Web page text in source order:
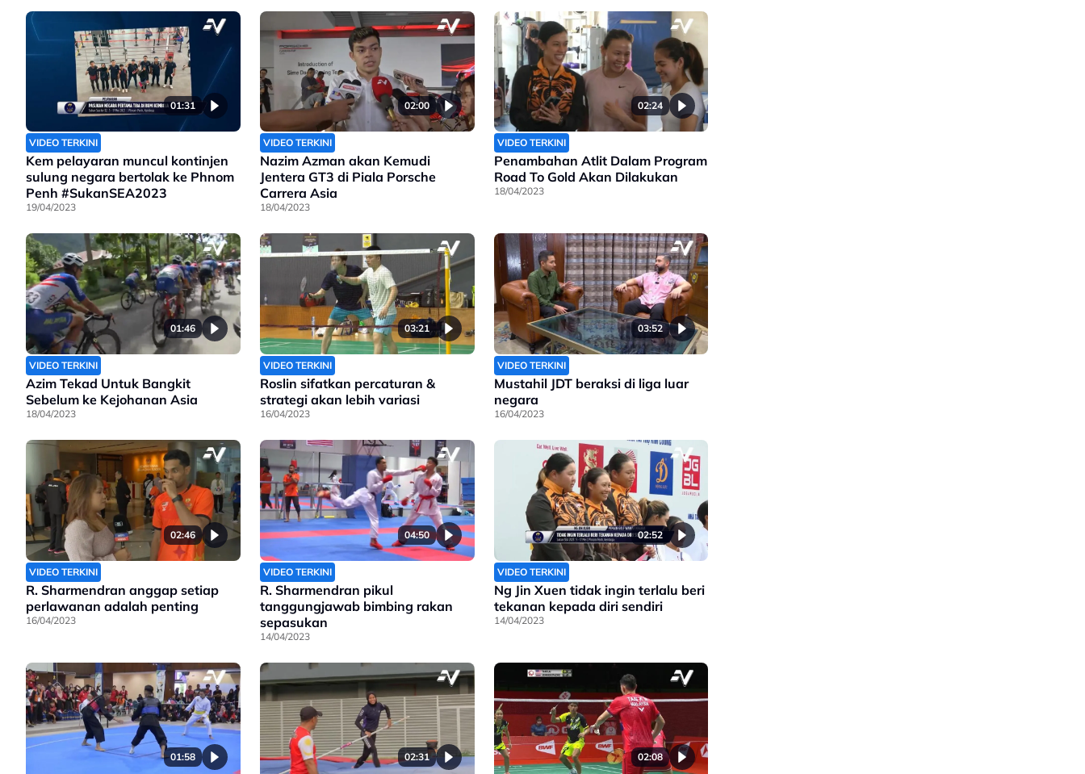
01:31
VIDEO TERKINI
Kem pelayaran muncul kontinjen
sulung negara bertolak ke Phnom
Penh #SukanSEA2023
19/04/2023
02:00
VIDEO TERKINI
Nazim Azman akan Kemudi
Jentera GT3 di Piala Porsche
Carrera Asia
18/04/2023
02:24
VIDEO TERKINI
Penambahan Atlit Dalam Program
Road To Gold Akan Dilakukan
18/04/2023
01:46
VIDEO TERKINI
Azim Tekad Untuk Bangkit
Sebelum ke Kejohanan Asia
18/04/2023
03:21
VIDEO TERKINI
Roslin sifatkan percaturan &
strategi akan lebih variasi
16/04/2023
03:52
VIDEO TERKINI
Mustahil JDT beraksi di liga luar
negara
16/04/2023
02:46
VIDEO TERKINI
R. Sharmendran anggap setiap
perlawanan adalah penting
16/04/2023
04:50
VIDEO TERKINI
R. Sharmendran pikul
tanggungjawab bimbing rakan
sepasukan
14/04/2023
02:52
VIDEO TERKINI
Ng Jin Xuen tidak ingin terlalu beri
tekanan kepada diri sendiri
14/04/2023
01:58 02:31 02:08